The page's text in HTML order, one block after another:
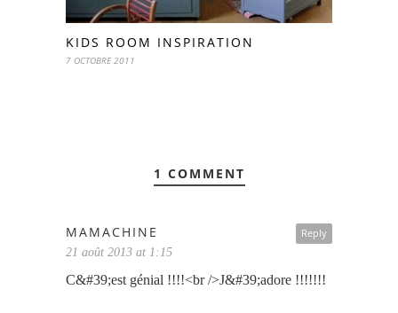
KIDS ROOM INSPIRATION
7 OCTOBRE 2011
1 COMMENT
Reply
MAMACHINE
21 août 2013 at 1:15
C&#39;est génial !!!!<br />J&#39;adore !!!!!!!